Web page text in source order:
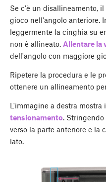
Se c'è un disallineamento,
gioco nell'angolo anteriore.
leggermente la cinghia su
non è allineato. Allentare la
dell'angolo con maggiore
Ripetere la procedura e le
ottenere un allineamento
L'immagine a destra
tensionamento. Stringendo
verso la parte anteriore e la
lato.